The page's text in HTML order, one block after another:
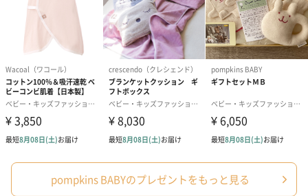
写真付きメッセージカ
ード（680円）
写真付きメッセージカ
ード（Thank you）ピ
ンク（680円）
【誕生日】
Birthday ホワ
刷なし）（
包装紙
ラッピングを施してお届けいたします。
pompkins BABYのプレゼントをもっと見る